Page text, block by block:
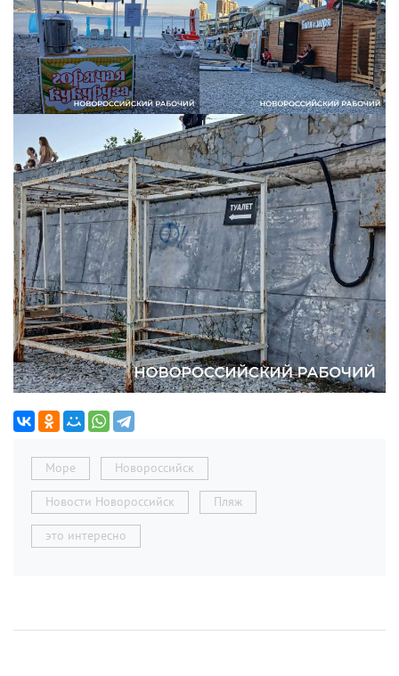
Море Новороссийск
Новости Новороссийск Пляж
это интересно